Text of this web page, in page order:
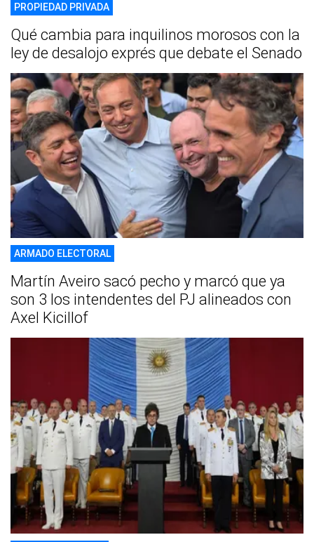
PROPIEDAD PRIVADA
Qué cambia para inquilinos morosos con la
ley de desalojo exprés que debate el Senado
ARMADO ELECTORAL
Martín Aveiro sacó pecho y marcó que ya
son 3 los intendentes del PJ alineados con
Axel Kicillof